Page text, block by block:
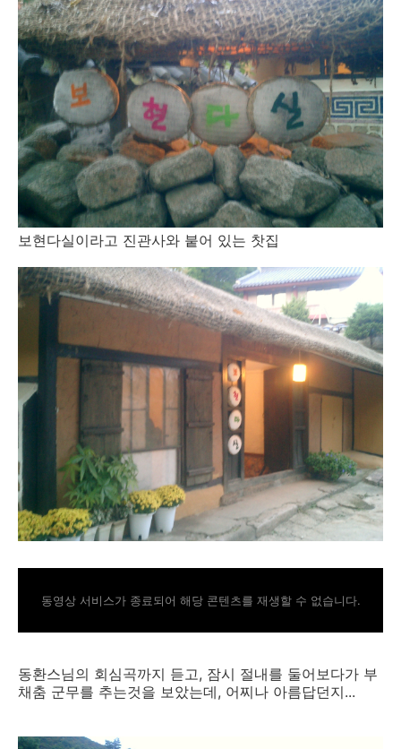
보현다실이라고 진관사와 붙어 있는 찻집
동영상 서비스가 종료되어 해당 콘텐츠를 재생할 수 없습니다.
동환스님의 회심곡까지 듣고, 잠시 절내를 둘어보다가 부
채춤 군무를 추는것을 보았는데, 어찌나 아름답던지...